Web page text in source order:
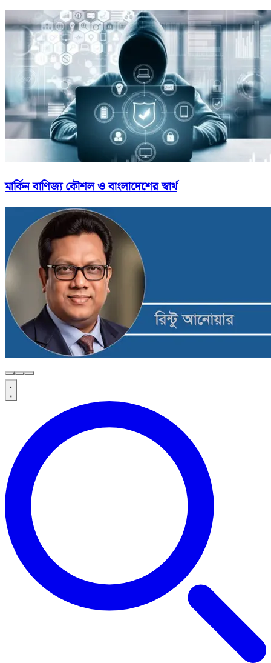
মার্কিন বাণিজ্য কৌশল ও বাংলাদেশের স্বার্থ